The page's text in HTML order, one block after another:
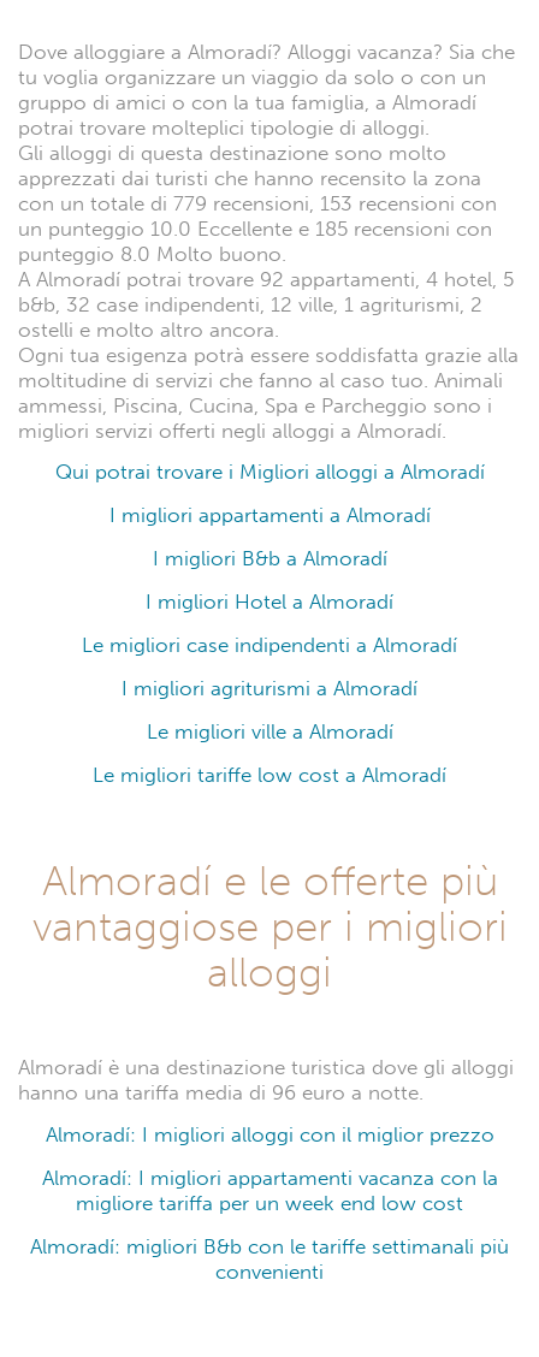
Dove alloggiare a Almoradí? Alloggi vacanza? Sia che
tu voglia organizzare un viaggio da solo o con un
gruppo di amici o con la tua famiglia, a Almoradí
potrai trovare molteplici tipologie di alloggi.
Gli alloggi di questa destinazione sono molto
apprezzati dai turisti che hanno recensito la zona
con un totale di 779 recensioni, 153 recensioni con
un punteggio 10.0 Eccellente e 185 recensioni con
punteggio 8.0 Molto buono.
A Almoradí potrai trovare 92 appartamenti, 4 hotel, 5
b&b, 32 case indipendenti, 12 ville, 1 agriturismi, 2
ostelli e molto altro ancora.
Ogni tua esigenza potrà essere soddisfatta grazie alla
moltitudine di servizi che fanno al caso tuo. Animali
ammessi, Piscina, Cucina, Spa e Parcheggio sono i
migliori servizi offerti negli alloggi a Almoradí.
Qui potrai trovare i Migliori alloggi a Almoradí
I migliori appartamenti a Almoradí
I migliori B&b a Almoradí
I migliori Hotel a Almoradí
Le migliori case indipendenti a Almoradí
I migliori agriturismi a Almoradí
Le migliori ville a Almoradí
Le migliori tariffe low cost a Almoradí
Almoradí e le offerte più
vantaggiose per i migliori
alloggi
Almoradí è una destinazione turistica dove gli alloggi
hanno una tariffa media di 96 euro a notte.
Almoradí: I migliori alloggi con il miglior prezzo
Almoradí: I migliori appartamenti vacanza con la
migliore tariffa per un week end low cost
Almoradí: migliori B&b con le tariffe settimanali più
convenienti